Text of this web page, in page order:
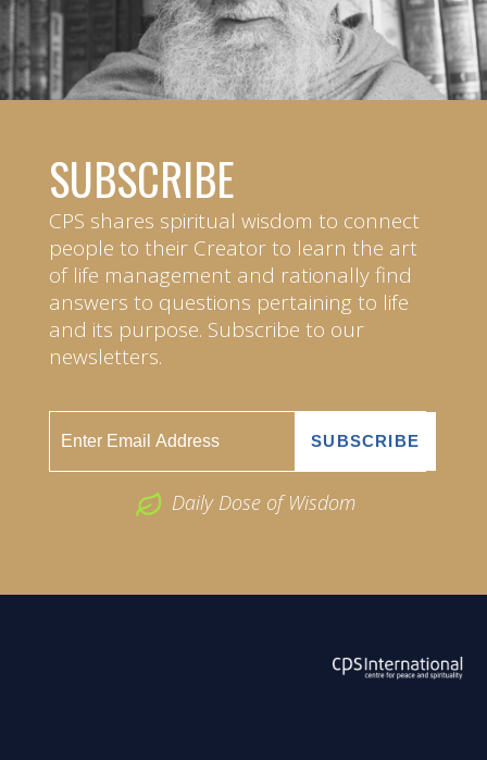
SUBSCRIBE
CPS shares spiritual wisdom to connect
people to their Creator to learn the art
of life management and rationally find
answers to questions pertaining to life
and its purpose. Subscribe to our
newsletters.
Daily Dose of Wisdom